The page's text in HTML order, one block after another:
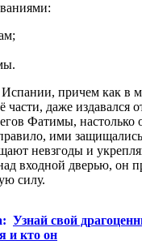
причем как в
части, даже издавался
Фатимы, настолько
ими защищались
невзгоды и
входной дверью, он
силу.
Узнай свой
и кто он